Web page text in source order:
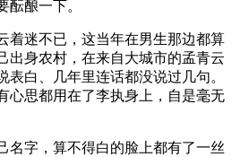
酝酿一下。
着迷不已，这当年在男生那边都算
出身农村，在来自大城市的孟青云
表白、几年里连话都没说过几句。
心思都用在了李执身上，自是毫无
名字，算不得白的脸上都有了一丝